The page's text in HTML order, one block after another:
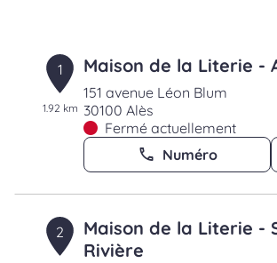
1
1.92 km
Maison de la Literie -
151 avenue Léon Blum
30100 Alès
Fermé actuellement
Numéro
2
Maison de la Literie -
Rivière